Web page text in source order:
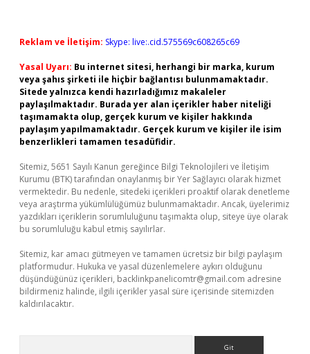
Reklam ve İletişim: Skype: live:.cid.575569c608265c69
Yasal Uyarı: Bu internet sitesi, herhangi bir marka, kurum
veya şahıs şirketi ile hiçbir bağlantısı bulunmamaktadır.
Sitede yalnızca kendi hazırladığımız makaleler
paylaşılmaktadır. Burada yer alan içerikler haber niteliği
taşımamakta olup, gerçek kurum ve kişiler hakkında
paylaşım yapılmamaktadır. Gerçek kurum ve kişiler ile isim
benzerlikleri tamamen tesadüfidir.
Sitemiz, 5651 Sayılı Kanun gereğince Bilgi Teknolojileri ve İletişim
Kurumu (BTK) tarafından onaylanmış bir Yer Sağlayıcı olarak hizmet
vermektedir. Bu nedenle, sitedeki içerikleri proaktif olarak denetleme
veya araştırma yükümlülüğümüz bulunmamaktadır. Ancak, üyelerimiz
yazdıkları içeriklerin sorumluluğunu taşımakta olup, siteye üye olarak
bu sorumluluğu kabul etmiş sayılırlar.
Sitemiz, kar amacı gütmeyen ve tamamen ücretsiz bir bilgi paylaşım
platformudur. Hukuka ve yasal düzenlemelere aykırı olduğunu
düşündüğünüz içerikleri, backlinkpanelicomtr@gmail.com adresine
bildirmeniz halinde, ilgili içerikler yasal süre içerisinde sitemizden
kaldırılacaktır.